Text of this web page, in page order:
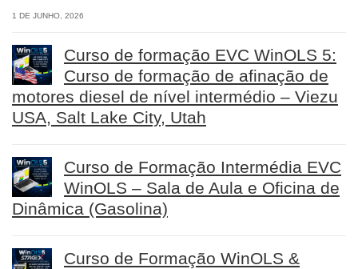
1 DE JUNHO, 2026
Curso de formação EVC WinOLS 5:
Curso de formação de afinação de
motores diesel de nível intermédio – Viezu
USA, Salt Lake City, Utah
Curso de Formação Intermédia EVC
WinOLS – Sala de Aula e Oficina de
Dinâmica (Gasolina)
Curso de Formação WinOLS &